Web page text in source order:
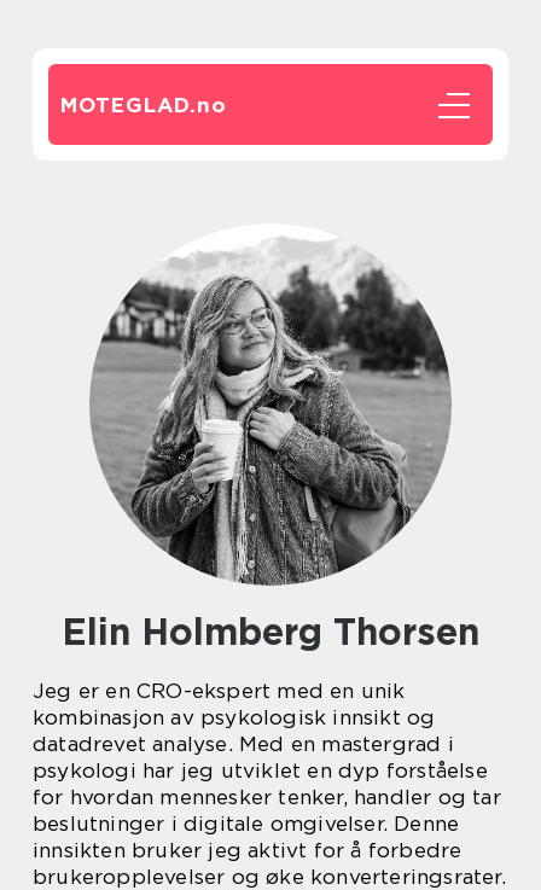
MOTEGLAD.no
Elin Holmberg Thorsen
Jeg er en CRO-ekspert med en unik
kombinasjon av psykologisk innsikt og
datadrevet analyse. Med en mastergrad i
psykologi har jeg utviklet en dyp forståelse
for hvordan mennesker tenker, handler og tar
beslutninger i digitale omgivelser. Denne
innsikten bruker jeg aktivt for å forbedre
brukeropplevelser og øke konverteringsrater.